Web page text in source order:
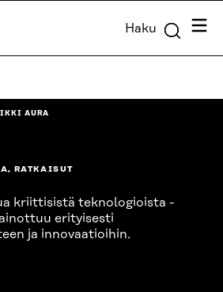
Haku
AURA
RATKAISUT
kriittisistä teknologioista -
erityisesti
ja innovaatioihin.